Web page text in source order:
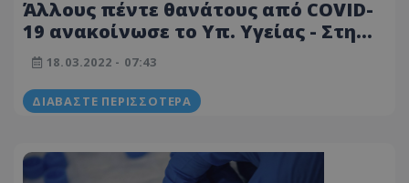
Άλλους πέντε θανάτους από COVID-
19 ανακοίνωσε το Υπ. Υγείας - Στη
δημοσιότητα η Εθνική Αναφορά
18.03.2022 - 07:43
ΔΙΑΒΆΣΤΕ ΠΕΡΙΣΣΌΤΕΡΑ